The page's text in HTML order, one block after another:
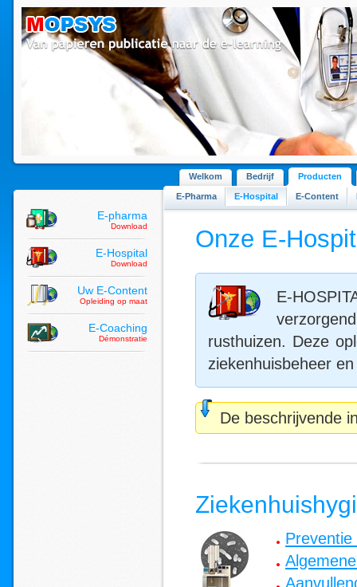
Welkom Bedrijf Producten
E-Pharma E-Hospital E-Content
Onze E-
E-
rusthuizen. Deze
ziekenhuisbeheer
De beschrijvende
E-pharma
Download
E-Hospital
Download
Uw E-Content
Opleiding op maat
E-Coaching
Démonstratie